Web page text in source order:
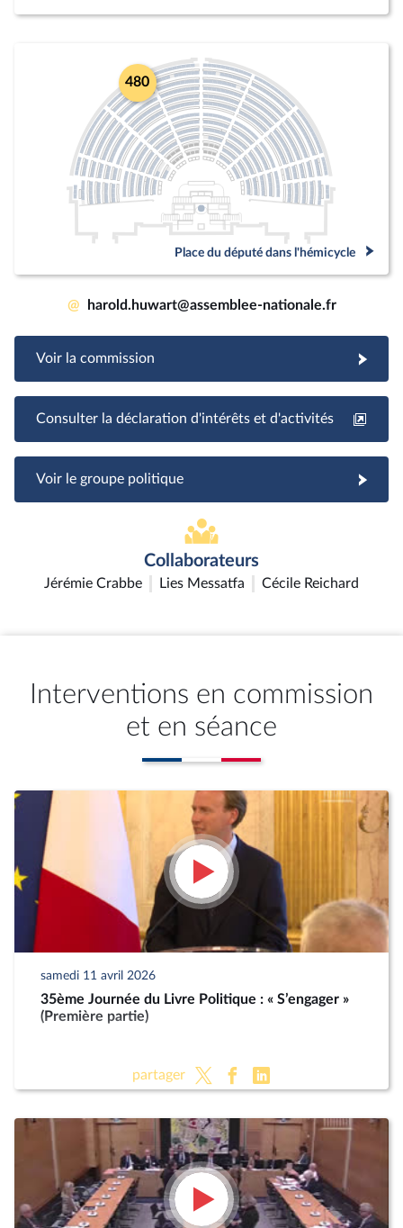
480
Place du député dans l'hémicycle
@ harold.huwart@assemblee-nationale.fr
Voir la commission
Consulter la déclaration d'intérêts et d'activités
Voir le groupe politique
Collaborateurs
Jérémie Crabbe Lies Messatfa Cécile Reichard
Interventions en commission
et en séance
samedi 11 avril 2026
35ème Journée du Livre Politique : « S’engager »
(Première partie)
partager